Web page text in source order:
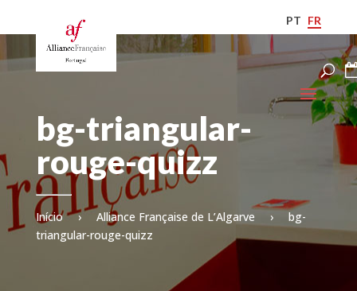
PT FR
bg-triangular-
rouge-quizz
Início › Alliance Française de L’Algarve ›
bg-
triangular-rouge-quizz